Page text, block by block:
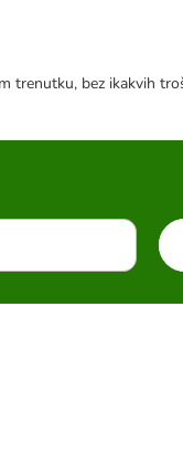
trenutku, bez ikakvih